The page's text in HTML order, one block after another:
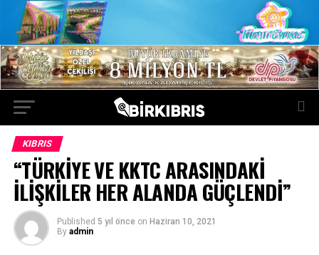
KIBRIS
“TÜRKİYE VE KKTC ARASINDAKİ
İLİŞKİLER HER ALANDA GÜÇLENDİ”
Published 5 yıl önce on Haziran 10, 2021
By admin